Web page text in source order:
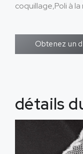
coquillage,Poli à la
Obtenez un
détails